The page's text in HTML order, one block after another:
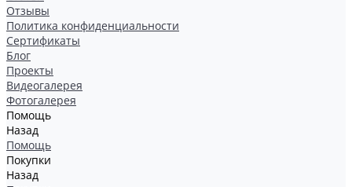
Отзывы
Политика конфиденциальности
Сертификаты
Блог
Проекты
Видеогалерея
Фотогалерея
Помощь
Назад
Помощь
Покупки
Назад